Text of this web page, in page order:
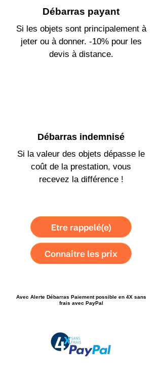
Débarras payant
Si les objets sont principalement à
jeter ou à donner. -10% pour les
devis à distance.
Débarras indemnisé
Si la valeur des objets dépasse le
coût de la prestation, vous
recevez la différence !
Etre rappelé(e)
Connaitre les prix
Avec Alerte Débarras Paiement possible en 4X sans
frais avec PayPal